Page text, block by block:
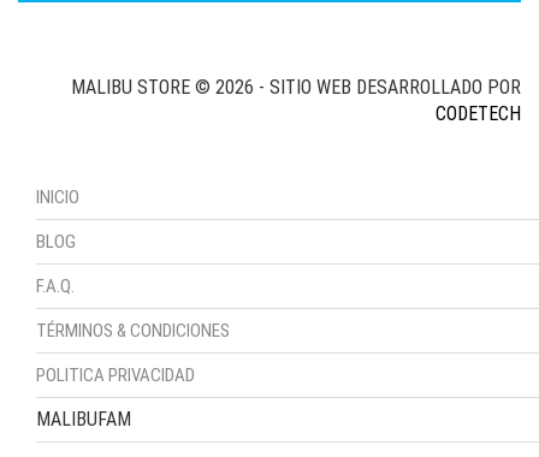
INICIO
BLOG
F.A.Q.
TÉRMINOS & CONDICIONES
POLITICA PRIVACIDAD
MALIBUFAM
MALIBU STORE © 2026 - SITIO WEB DESARROLLADO POR
CODETECH